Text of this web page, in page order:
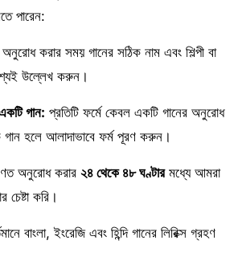
পারেন:
অনুরোধ করার সময় গানের সঠিক নাম এবং শিল্পী বা
উল্লেখ করুন।
গান: প্রতিটি ফর্মে কেবল একটি গানের অনুরোধ
হলে আলাদাভাবে ফর্ম পূরণ করুন।
অনুরোধ করার ২৪ থেকে ৪৮ ঘণ্টারমধ্যে আমরা
চেষ্টা করি।
বাংলা, ইংরেজি এবং হিন্দি গানের লিরিক্স গ্রহণ